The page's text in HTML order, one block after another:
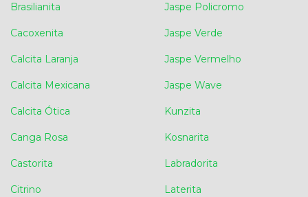
Brasilianita
Cacoxenita
Calcita Laranja
Calcita Mexicana
Calcita Ótica
Canga Rosa
Castorita
Citrino
Jaspe Policromo
Jaspe Verde
Jaspe Vermelho
Jaspe Wave
Kunzita
Kosnarita
Labradorita
Laterita